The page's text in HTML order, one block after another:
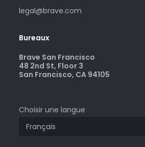
legal@brave.com
Bureaux
Brave San Francisco
48 2nd St, Floor 3
San Francisco, CA 94105
Choisir une langue